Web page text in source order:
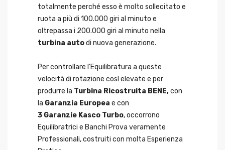
totalmente perché esso è molto sollecitato e
ruota a più di 100.000 giri al minuto e
oltrepassa i 200.000 giri al minuto nella
turbina autodi nuova generazione.
Per controllare l’Equilibratura a queste
velocità di rotazione così elevate e per
produrre la Turbina Ricostruita BENE,con
la Garanzia Europea e con
3 Garanzie Kasco Turbo, occorrono
Equilibratrici e Banchi Prova veramente
Professionali, costruiti con molta Esperienza